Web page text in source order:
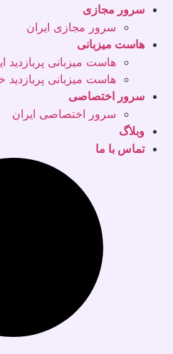
سرور مجازی
سرور مجازی ایران
هاست میزبانی
هاست میزبانی پربازدید
هاست میزبانی پربازدید
سرور اختصاصی
سرور اختصاصی ایران
وبلاگ
تماس با ما